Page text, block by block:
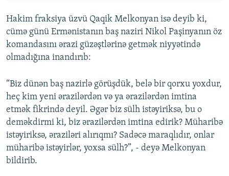
Hakim fraksiya üzvü Qaqik Melkonyan isə deyib ki,
cümə günü Ermənistanın baş naziri Nikol Paşinyanın öz
komandasını ərazi güzəştlərinə getmək niyyətində
olmadığına inandırıb:
“Biz dünən baş nazirlə görüşdük, belə bir qorxu yoxdur,
heç kim yeni ərazilərdən və ya ərazilərdən imtina
etmək fikrində deyil. Əgər biz sülh istəyiriksə, bu o
deməkdirmi ki, biz ərazilərdən imtina edirik? Müharibə
istəyiriksə, əraziləri alırıqmı? Sadəcə maraqlıdır, onlar
müharibə istəyirlər, yoxsa sülh?”, - deyə Melkonyan
bildirib.